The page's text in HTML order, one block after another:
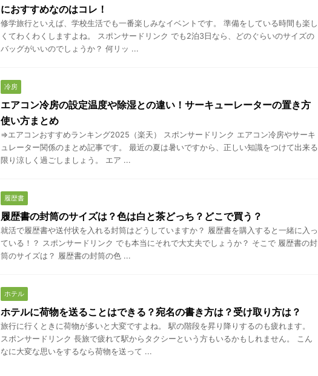
におすすめなのはコレ！
修学旅行といえば、学校生活でも一番楽しみなイベントです。 準備をしている時間も楽し
くてわくわくしますよね。 スポンサードリンク でも2泊3日なら、どのぐらいのサイズの
バッグがいいのでしょうか？ 何リッ ...
冷房
エアコン冷房の設定温度や除湿との違い！サーキューレーターの置き方
使い方まとめ
⇒エアコンおすすめランキング2025（楽天） スポンサードリンク エアコン冷房やサーキ
ュレーター関係のまとめ記事です。 最近の夏は暑いですから、正しい知識をつけて出来る
限り涼しく過ごしましょう。 エア ...
履歴書
履歴書の封筒のサイズは？色は白と茶どっち？どこで買う？
就活で履歴書や送付状を入れる封筒はどうしていますか？ 履歴書を購入すると一緒に入っ
ている！？ スポンサードリンク でも本当にそれで大丈夫でしょうか？ そこで 履歴書の封
筒のサイズは？ 履歴書の封筒の色 ...
ホテル
ホテルに荷物を送ることはできる？宛名の書き方は？受け取り方は？
旅行に行くときに荷物が多いと大変ですよね。 駅の階段を昇り降りするのも疲れます。
スポンサードリンク 長旅で疲れて駅からタクシーという方もいるかもしれません。 こん
なに大変な思いをするなら荷物を送って ...